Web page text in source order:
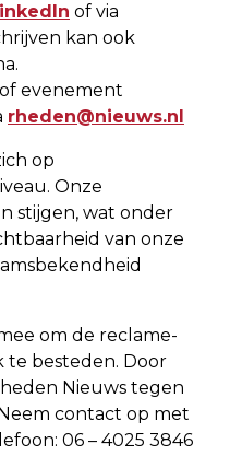
of via
kan ook
evenement
rheden@nieuws.nl
op
Onze
stijgen, wat onder
van onze
om de reclame-
te besteden. Door
Nieuws tegen
contact op met
06 – 4025 3846